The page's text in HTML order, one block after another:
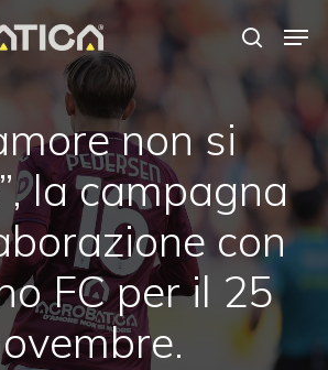
search
non si
la campagna
con
FC per il 25
Close